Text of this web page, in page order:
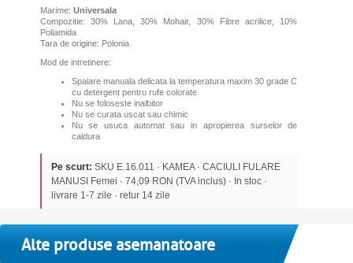
Marime: Universala
Compozitie: 30% Lana, 30% Mohair, 30% Fibre acrilice, 10%
Poliamida
Tara de origine: Polonia
Mod de intretinere:
Spalare manuala delicata la temperatura maxim 30 grade C
cu detergent pentru rufe colorate
Nu se foloseste inalbitor
Nu se curata uscat sau chimic
Nu se usuca automat sau in apropierea surselor de
caldura
Pe scurt: SKU E.16.011 · KAMEA · CACIULI FULARE
MANUSI Femei · 74,09 RON (TVA inclus) · In stoc ·
livrare 1-7 zile · retur 14 zile
Alte produse asemanatoare